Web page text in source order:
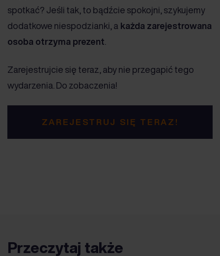
spotkać? Jeśli tak, to bądźcie spokojni, szykujemy
dodatkowe niespodzianki, a każda zarejestrowana
osoba otrzyma prezent
Zarejestrujcie się teraz, aby nie przegapić tego
wydarzenia. Do zobaczenia!
ZAREJESTRUJ SIĘ TERAZ!
Przeczytaj także